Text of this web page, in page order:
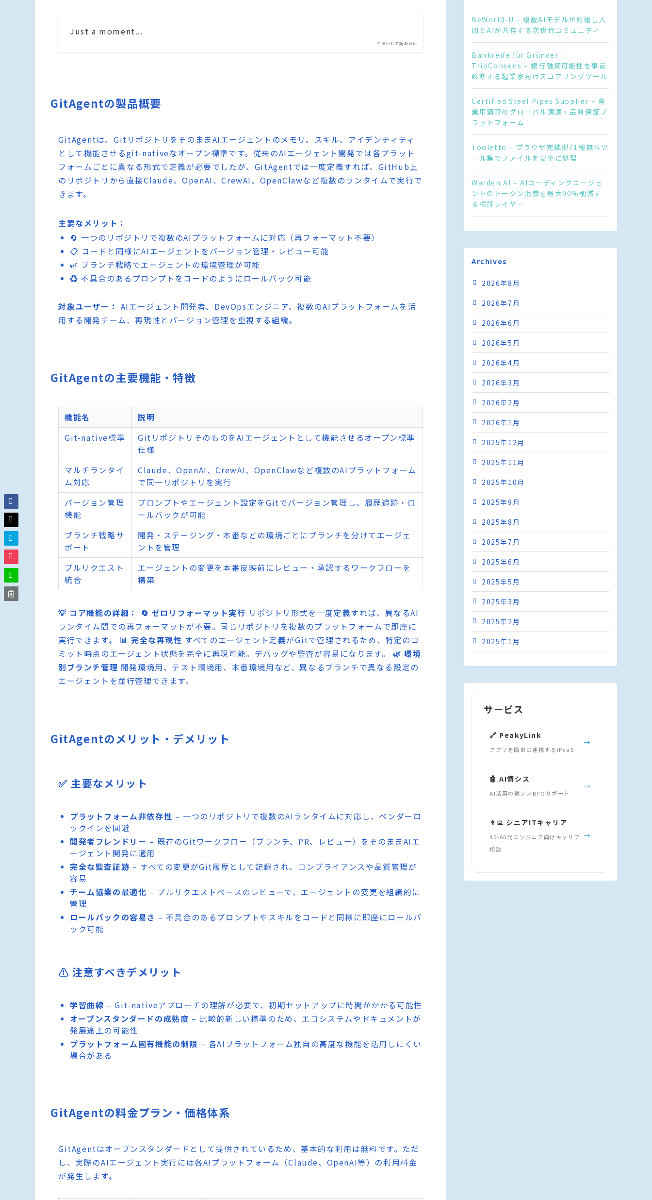
あわせて読みたい
Just a moment...
GitAgentの製品概要
GitAgentは、GitリポジトリをそのままAIエージェントのメモリ、スキル、アイデンティティ
として機能させるgit-nativeなオープン標準です。従来のAIエージェント開発では各プラット
フォームごとに異なる形式で定義が必要でしたが、GitAgentでは一度定義すれば、GitHub上
のリポジトリから直接Claude、OpenAI、CrewAI、OpenClawなど複数のランタイムで実行で
きます。
主要なメリット：
🔄 一つのリポジトリで複数のAIプラットフォームに対応（再フォーマット不要）
📋 コードと同様にAIエージェントをバージョン管理・レビュー可能
🌿 ブランチ戦略でエージェントの環境管理が可能
♻️ 不具合のあるプロンプトをコードのようにロールバック可能
対象ユーザー： AIエージェント開発者、DevOpsエンジニア、複数のAIプラットフォームを活
用する開発チーム、再現性とバージョン管理を重視する組織。
GitAgentの主要機能・特徴
機能名
説明
Git-native標準
GitリポジトリそのものをAIエージェントとして機能させるオープン標準
仕様
マルチランタイ
ム対応
Claude、OpenAI、CrewAI、OpenClawなど複数のAIプラットフォーム
で同一リポジトリを実行
バージョン管理
機能
プロンプトやエージェント設定をGitでバージョン管理し、履歴追跡・ロ
ールバックが可能
ブランチ戦略サ
ポート
開発・ステージング・本番などの環境ごとにブランチを分けてエージェ
ントを管理
プルリクエスト
統合
エージェントの変更を本番反映前にレビュー・承認するワークフローを
構築
💡 コア機能の詳細： 🔄 ゼロリフォーマット実行 リポジトリ形式を一度定義すれば、異なるAI
ランタイム間での再フォーマットが不要。同じリポジトリを複数のプラットフォームで即座に
実行できます。 📊 完全な再現性 すべてのエージェント定義がGitで管理されるため、特定のコ
ミット時点のエージェント状態を完全に再現可能。デバッグや監査が容易になります。 🌿 環境
別ブランチ管理 開発環境用、テスト環境用、本番環境用など、異なるブランチで異なる設定の
エージェントを並行管理できます。
GitAgentのメリット・デメリット
✅ 主要なメリット
プラットフォーム非依存性 – 一つのリポジトリで複数のAIランタイムに対応し、ベンダーロ
ックインを回避
開発者フレンドリー – 既存のGitワークフロー（ブランチ、PR、レビュー）をそのままAIエ
ージェント開発に適用
完全な監査証跡 – すべての変更がGit履歴として記録され、コンプライアンスや品質管理が
容易
チーム協業の最適化 – プルリクエストベースのレビューで、エージェントの変更を組織的に
管理
ロールバックの容易さ – 不具合のあるプロンプトやスキルをコードと同様に即座にロールバ
ック可能
⚠️ 注意すべきデメリット
学習曲線 – Git-nativeアプローチの理解が必要で、初期セットアップに時間がかかる可能性
オープンスタンダードの成熟度 – 比較的新しい標準のため、エコシステムやドキュメントが
発展途上の可能性
プラットフォーム固有機能の制限 – 各AIプラットフォーム独自の高度な機能を活用しにくい
場合がある
GitAgentの料金プラン・価格体系
GitAgentはオープンスタンダードとして提供されているため、基本的な利用は無料です。ただ
し、実際のAIエージェント実行には各AIプラットフォーム（Claude、OpenAI等）の利用料金
が発生します。
BeWorld-U – 複数AIモデルが討論し人
間とAIが共存する次世代コミュニティ
Bankreife für Gründer —
TrioConsens – 銀行融資可能性を事前
診断する起業家向けスコアリングツール
Certified Steel Pipes Supplier – 産
業用鋼管のグローバル調達・品質保証プ
ラットフォーム
Tooletto – ブラウザ完結型71種無料ツ
ール集でファイルを安全に処理
Warden AI – AIコーディングエージェ
ントのトークン消費を最大90%削減す
る検証レイヤー
Archives
2026年8月
2026年7月
2026年6月
2026年5月
2026年4月
2026年3月
2026年2月
2026年1月
2025年12月
2025年11月
2025年10月
2025年9月
2025年8月
2025年7月
2025年6月
2025年5月
2025年3月
2025年2月
2025年1月
サービス
🔗 PeakyLink
アプリを簡単に連携するiPaaS
→
🤖 AI情シス
AI活用の情シスBPOサポート
→
👨‍💻 シニアITキャリア
40-60代エンジニア向けキャリア
相談
→